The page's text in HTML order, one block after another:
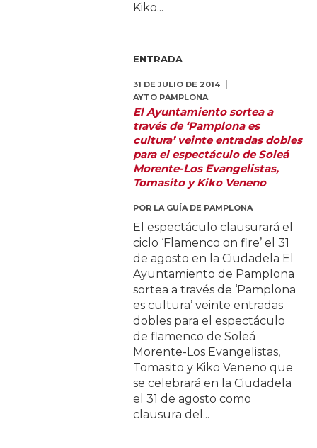
Kiko...
ENTRADA
31 DE JULIO DE 2014
AYTO PAMPLONA
El Ayuntamiento sortea a
través de ‘Pamplona es
cultura’ veinte entradas dobles
para el espectáculo de Soleá
Morente-Los Evangelistas,
Tomasito y Kiko Veneno
POR LA GUÍA DE PAMPLONA
El espectáculo clausurará el
ciclo ‘Flamenco on fire’ el 31
de agosto en la Ciudadela El
Ayuntamiento de Pamplona
sortea a través de ‘Pamplona
es cultura’ veinte entradas
dobles para el espectáculo
de flamenco de Soleá
Morente-Los Evangelistas,
Tomasito y Kiko Veneno que
se celebrará en la Ciudadela
el 31 de agosto como
clausura del...